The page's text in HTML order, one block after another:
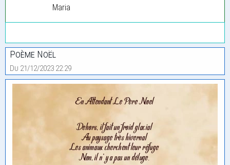
Maria
Poème Noël
Du 21/12/2023 22:29